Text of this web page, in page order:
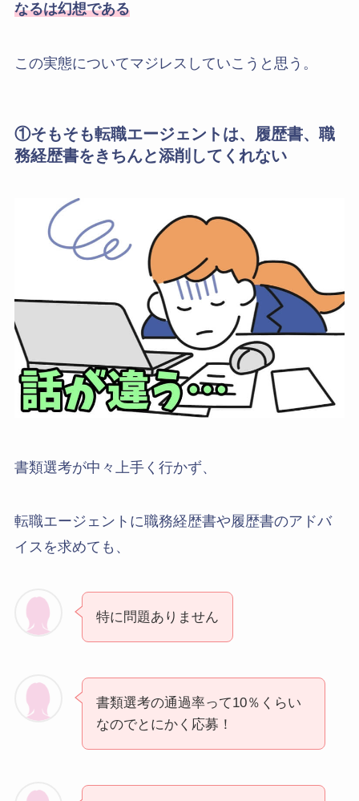
なるは幻想である
この実態についてマジレスしていこうと思う。
①そもそも転職エージェントは、履歴書、職
務経歴書をきちんと添削してくれない
書類選考が中々上手く行かず、
転職エージェントに職務経歴書や履歴書のアドバ
イスを求めても、
特に問題ありません
書類選考の通過率って10％くらい
なのでとにかく応募！